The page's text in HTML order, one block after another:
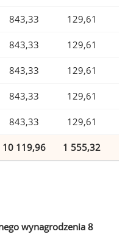
843,33 129,61
843,33 129,61
843,33 129,61
843,33 129,61
843,33 129,61
10 119,96 1 555,32
wynagrodzenia 8